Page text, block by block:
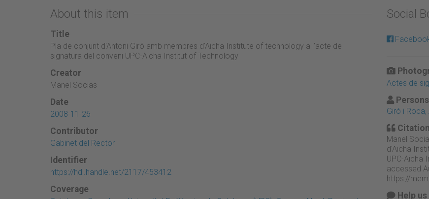
About this item
Title
Pla de conjunt d'Antoni Giró amb membres d'Aicha Institute of technology a l'acte de
signatura del conveni UPC-Aicha Institut of Technology
Creator
Manel Socias
Date
2008-11-26
Contributor
Gabinet del Rector
Identifier
https://hdl.handle.net/2117/453412
Coverage
Social
Actes de
Giró i Roca,
Citation
Manel
d'Aicha
UPC-Aicha
accessed
https://
Help us